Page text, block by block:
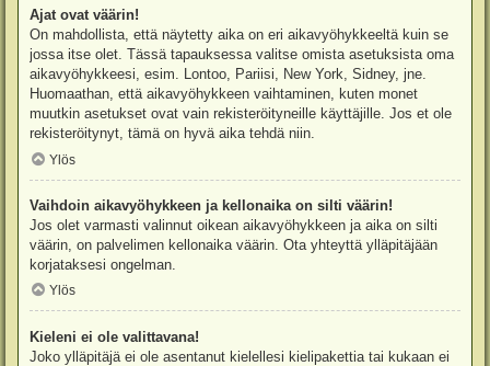
Ajat ovat väärin!
On mahdollista, että näytetty aika on eri aikavyöhykkeeltä kuin se
jossa itse olet. Tässä tapauksessa valitse omista asetuksista oma
aikavyöhykkeesi, esim. Lontoo, Pariisi, New York, Sidney, jne.
Huomaathan, että aikavyöhykkeen vaihtaminen, kuten monet
muutkin asetukset ovat vain rekisteröityneille käyttäjille. Jos et ole
rekisteröitynyt, tämä on hyvä aika tehdä niin.
Ylös
Vaihdoin aikavyöhykkeen ja kellonaika on silti väärin!
Jos olet varmasti valinnut oikean aikavyöhykkeen ja aika on silti
väärin, on palvelimen kellonaika väärin. Ota yhteyttä ylläpitäjään
korjataksesi ongelman.
Ylös
Kieleni ei ole valittavana!
Joko ylläpitäjä ei ole asentanut kielellesi kielipakettia tai kukaan ei